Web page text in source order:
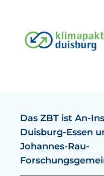
Das ZBT ist An-
Duisburg-Essen
Johannes-Rau-